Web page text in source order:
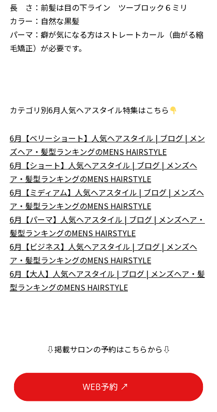
長 さ：前髪は目の下ライン ツーブロック６ミリ
カラー：自然な黒髪
パーマ：癖が気になる方はストレートカール（曲がる縮
毛矯正）が必要です。
カテゴリ別6月人気ヘアスタイル特集はこちら
6月【ベリーショート】人気ヘアスタイル | ブログ | メン
ズヘア・髪型ランキングのMENS HAIRSTYLE
6月【ショート】人気ヘアスタイル | ブログ | メンズヘ
ア・髪型ランキングのMENS HAIRSTYLE
6月【ミディアム】人気ヘアスタイル | ブログ | メンズヘ
ア・髪型ランキングのMENS HAIRSTYLE
6月【パーマ】人気ヘアスタイル | ブログ | メンズヘア・
髪型ランキングのMENS HAIRSTYLE
6月【ビジネス】人気ヘアスタイル | ブログ | メンズヘ
ア・髪型ランキングのMENS HAIRSTYLE
6月【大人】人気ヘアスタイル | ブログ | メンズヘア・髪
型ランキングのMENS HAIRSTYLE
⇩掲載サロンの予約はこちらから⇩